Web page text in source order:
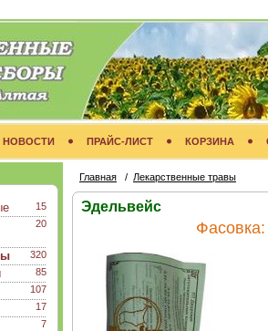
НОВОСТИ ПРАЙС-ЛИСТ КОРЗИНА
15
20
320
85
107
17
7
Главная / Лекарственные травы
Эдельвейс